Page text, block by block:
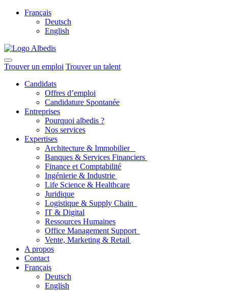
Français
Deutsch
English
Trouver un emploi Trouver un talent
Candidats
Offres d’emploi
Candidature Spontanée
Entreprises
Pourquoi albedis ?
Nos services
Expertises
Architecture & Immobilier
Banques & Services Financiers
Finance et Comptabilité
Ingénierie & Industrie
Life Science & Healthcare
Juridique
Logistique & Supply Chain
IT & Digital
Ressources Humaines
Office Management Support
Vente, Marketing & Retail
A propos
Contact
Français
Deutsch
English